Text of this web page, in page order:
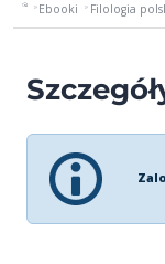
Ebooki Filologia